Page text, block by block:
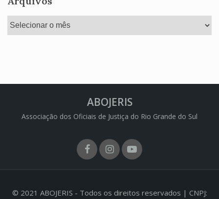
Arquivos
ABOJERIS
Associação dos Oficiais de Justiça do Rio Grande do Sul
FacebookInstagram
Youtube
© 2021 ABOJERIS - Todos os direitos reservados | CNPJ: